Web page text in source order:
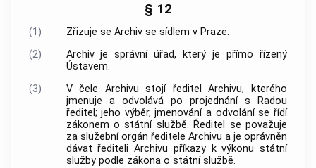
§ 12
(1)
Zřizuje se Archiv se sídlem v Praze.
(2)
Archiv je správní úřad, který je přímo řízený
Ústavem.
(3)
V čele Archivu stojí ředitel Archivu, kterého
jmenuje a odvolává po projednání s Radou
ředitel; jeho výběr, jmenování a odvolání se řídí
zákonem o státní službě. Ředitel se považuje
za služební orgán ředitele Archivu a je oprávněn
dávat řediteli Archivu příkazy k výkonu státní
služby podle zákona o státní službě.